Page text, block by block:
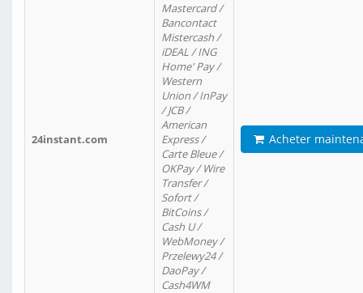
24instant.com
Mastercard /
Bancontact
Mistercash /
iDEAL / ING
Home' Pay /
Western
Union / InPay
/ JCB /
American
Express /
Carte Bleue /
OKPay / Wire
Transfer /
Sofort /
BitCoins /
Cash U /
WebMoney /
Przelewy24 /
DaoPay /
Cash4WM
Acheter